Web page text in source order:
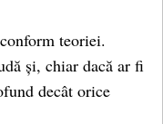
teoriei.
și, chiar dacă ar fi
decât orice